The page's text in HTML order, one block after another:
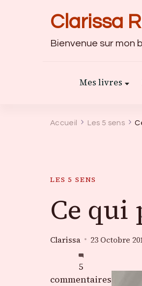
Clarissa
Bienvenue sur mon
Mes livres
Accueil Les 5 sens
LES 5 SENS
Ce qui
Clarissa 23 Octobre
5
commentaires
sur
Ce